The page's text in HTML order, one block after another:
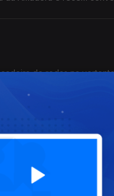
de rodas na
capitão! Jogador de